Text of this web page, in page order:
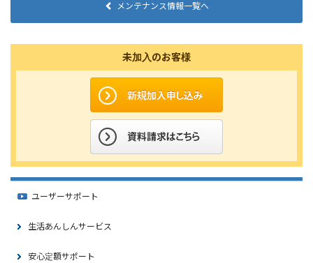
メンテナンス情報一覧へ
未加入のお客様
ユーザーサポート
生活あんしんサービス
安心定額サポート